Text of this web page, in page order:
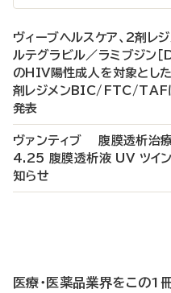
ヴィーブヘルスケア、2剤レ
ルテグラビル／ラミブジン
のHIV陽性成人を対象とし
剤レジメンBIC/FTC/TAF
発表
ヴァンティブ 腹膜透析治
4.25 腹膜透析液 UV ツイ
知らせ
医療・医薬品業界をこの1